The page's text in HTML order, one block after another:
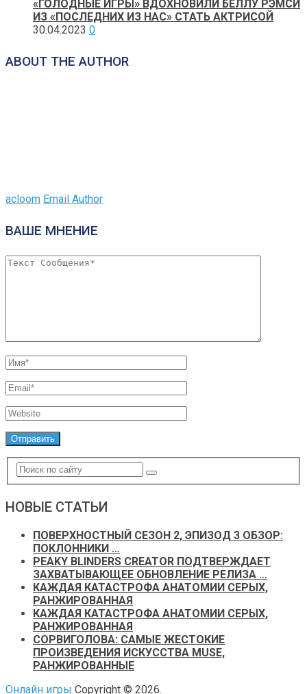
«ГОЛОДНЫЕ ИГРЫ» ВДОХНОВИЛИ БЕЛЛУ РЭМСИ
ИЗ «ПОСЛЕДНИХ ИЗ НАС» СТАТЬ АКТРИСОЙ
30.04.2023 0
ABOUT THE AUTHOR
acloom Email Author
ВАШЕ МНЕНИЕ
НОВЫЕ СТАТЬИ
ПОВЕРХНОСТНЫЙ СЕЗОН 2, ЭПИЗОД 3 ОБЗОР:
ПОКЛОННИКИ …
PEAKY BLINDERS CREATOR ПОДТВЕРЖДАЕТ
ЗАХВАТЫВАЮЩЕЕ ОБНОВЛЕНИЕ РЕЛИЗА …
КАЖДАЯ КАТАСТРОФА АНАТОМИИ СЕРЫХ,
РАНЖИРОВАННАЯ
КАЖДАЯ КАТАСТРОФА АНАТОМИИ СЕРЫХ,
РАНЖИРОВАННАЯ
СОРВИГОЛОВА: САМЫЕ ЖЕСТОКИЕ
ПРОИЗВЕДЕНИЯ ИСКУССТВА MUSE,
РАНЖИРОВАННЫЕ
Онлайн игры Copyright © 2026.